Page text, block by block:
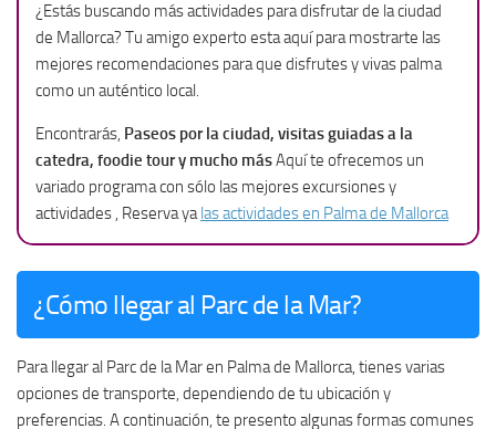
¿Estás buscando más actividades para disfrutar de la ciudad
de Mallorca? Tu amigo experto esta aquí para mostrarte las
mejores recomendaciones para que disfrutes y vivas palma
como un auténtico local.
Encontrarás, Paseos por la ciudad, visitas guiadas a la
catedra, foodie tour y mucho másAquí te ofrecemos un
variado programa con sólo las mejores excursiones y
actividades , Reserva yalas actividades en Palma de Mallorca
¿Cómo llegar al Parc de la Mar?
Para llegar al Parc de la Mar en Palma de Mallorca, tienes varias
opciones de transporte, dependiendo de tu ubicación y
preferencias. A continuación, te presento algunas formas comunes